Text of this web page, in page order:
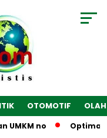
OTOMOTIF
no Optimalkan